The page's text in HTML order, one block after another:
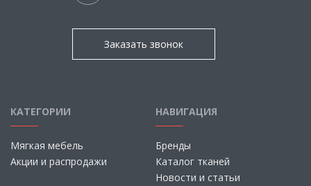
Заказать звонок
КАТЕГОРИИ
Мягкая мебель
Акции и распродажи
НАВИГАЦИЯ
Бренды
Каталог тканей
Новости и статьи